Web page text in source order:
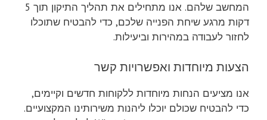
המחשב שלהם. אנו מתחילים את תהליך התיקון תוך 5
דקות מרגע שיחת הפנייה שלכם, כדי להבטיח שתוכלו
לחזור לעבודה במהירות וביעילות.
הצעות מיוחדות ואפשרויות קשר
אנו מציעים הנחות מיוחדות ללקוחות חדשים וקיימים,
כדי להבטיח שכולם יוכלו ליהנות משירותינו המקצועיים.